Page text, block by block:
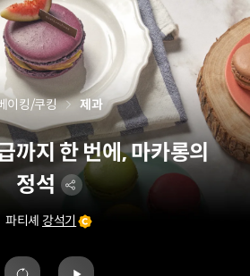
까지 한 번에, 마카롱의
정석
파티셰 강석기
이킹/쿠킹 제과